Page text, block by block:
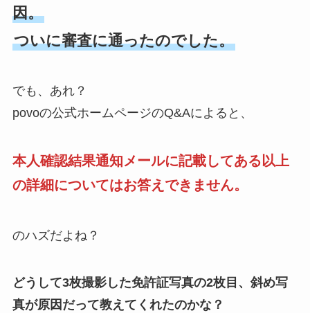
因。
ついに審査に通ったのでした。
でも、あれ？
povoの公式ホームページのQ&Aによると、
本人確認結果通知メールに記載してある以上
の詳細についてはお答えできません。
のハズだよね？
どうして3枚撮影した免許証写真の2枚目、斜め写
真が原因だって教えてくれたのかな？